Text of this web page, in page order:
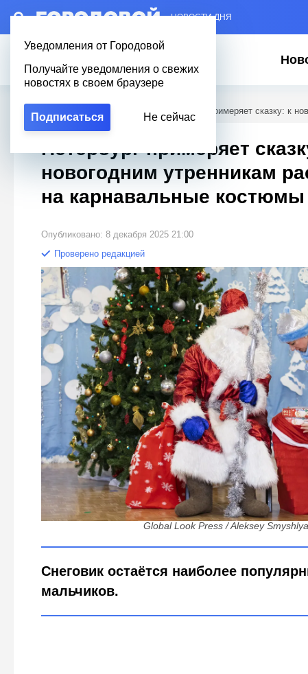
– НОВОСТИ ДНЯ
Уведомления от Городовой
Получайте уведомления о свежих
новостях в своем браузере
Подписаться Не сейчас
Городовой Новости Петербурга Петербург примеряет сказку: к
Петербург примеряет
новогодним утренникам
на карнавальные костюмы
Опубликовано: 8 декабря 2025 21:00
Проверено редакцией
Петербург примеряет сказку: к новогодним
карнавальные костюмы
Global Look Press / Aleksey
Снеговик остаётся наиболее
мальчиков.